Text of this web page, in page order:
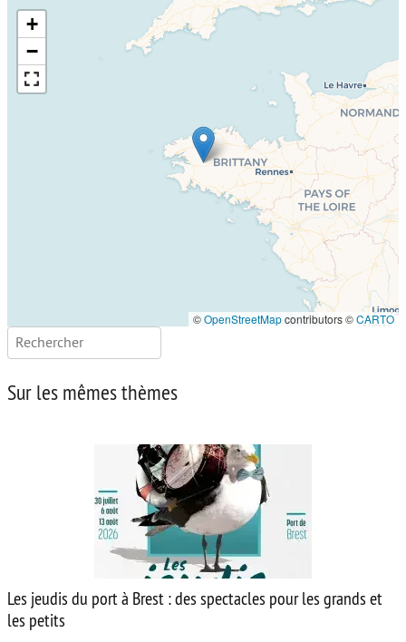
+
−
©OpenStreetMapcontributors ©CARTO
Rechercher :
Sur les mêmes thèmes
Les jeudis du port à Brest : des spectacles pour les grands et
les petits